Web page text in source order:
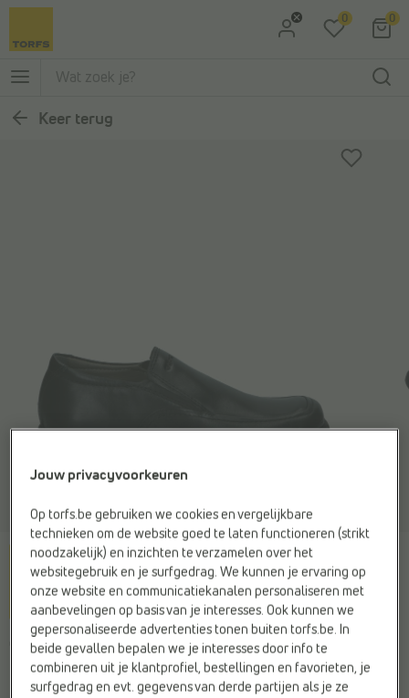
Ga naar Hoofdmenu
0 0
Keer terug
GEOX
Instappers zwart
Jouw privacyvoorkeuren
Op torfs.be gebruiken we cookies en vergelijkbare
technieken om de website goed te laten functioneren (strikt
noodzakelijk) en inzichten te verzamelen over het
websitegebruik en je surfgedrag. We kunnen je ervaring op
onze website en communicatiekanalen personaliseren met
aanbevelingen op basis van je interesses. Ook kunnen we
gepersonaliseerde advertenties tonen buiten torfs.be. In
beide gevallen bepalen we je interesses door info te
combineren uit je klantprofiel, bestellingen en favorieten, je
surfgedrag en evt. gegevens van derde partijen als je ze